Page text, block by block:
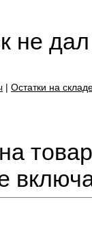
не дал
| Остатки на